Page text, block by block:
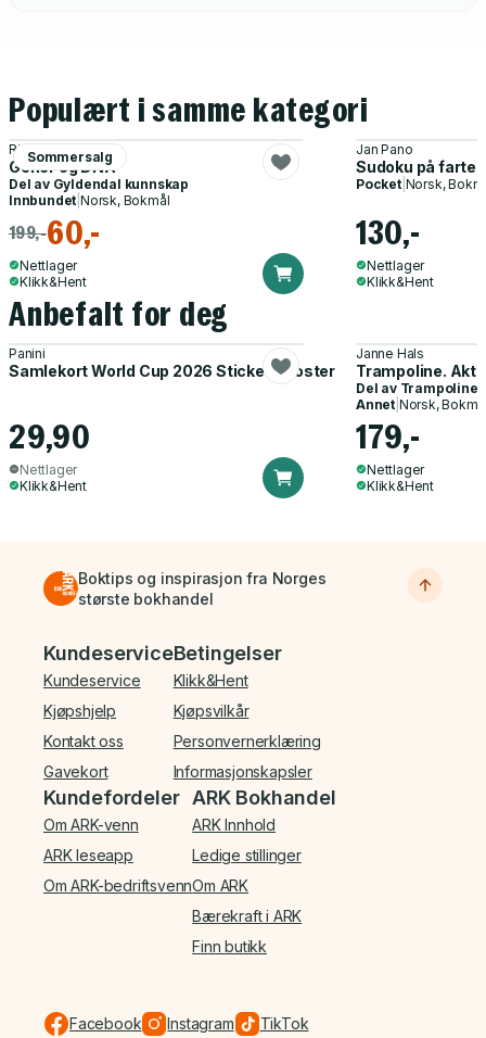
Populært i samme kategori
Sommersalg
Richard Walker
Gener og DNA
Del av Gyldendal kunnskap
Innbundet |Norsk, Bokmål
199,-60,-
Nettlager
Klikk&Hent
Jan Pano
Sudoku på farten
Pocket| Norsk,
130,-
Nettlager
Klikk&Hent
Anbefalt for deg
Panini
Samlekort World Cup 2026 Sticker Booster
29,90
Nettlager
Klikk&Hent
Janne Hals
Trampoline.
Del av Trampoline
Annet| Norsk,
179,-
Nettlager
Klikk&Hent
Boktips og inspirasjon fra Norges
største bokhandel
Bunnmeny
Kundeservice
Kundeservice
Kjøpshjelp
Kontakt oss
Gavekort
Betingelser
Klikk&Hent
Kjøpsvilkår
Personvernerklæring
Informasjonskapsler
Kundefordeler
Om ARK-venn
ARK leseapp
Om ARK-bedriftsvenn
ARK Bokhandel
ARK Innhold
Ledige stillinger
Om ARK
Bærekraft i ARK
Finn butikk
Facebook Instagram TikTok